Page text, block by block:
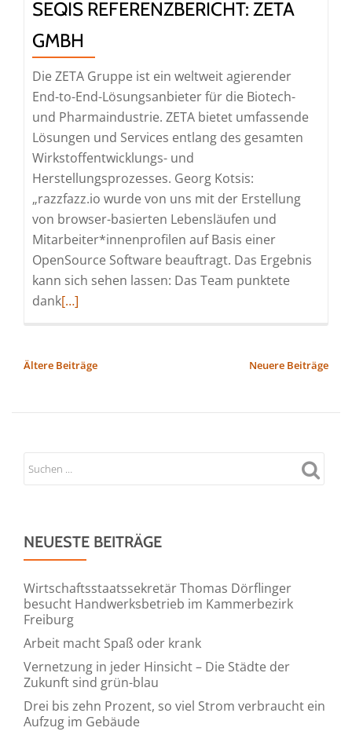
SEQIS REFERENZBERICHT: ZETA
GMBH
Die ZETA Gruppe ist ein weltweit agierender
End-to-End-Lösungsanbieter für die Biotech-
und Pharmaindustrie. ZETA bietet umfassende
Lösungen und Services entlang des gesamten
Wirkstoffentwicklungs- und
Herstellungsprozesses. Georg Kotsis:
„razzfazz.io wurde von uns mit der Erstellung
von browser-basierten Lebensläufen und
Mitarbeiter*innenprofilen auf Basis einer
OpenSource Software beauftragt. Das Ergebnis
kann sich sehen lassen: Das Team punktete
dankRead
SEQIS
[…]
BEITRAGSNAVIGATION
Ältere Beiträge Neuere Beiträge
NEUESTE BEITRÄGE
Wirtschaftsstaatssekretär Thomas Dörflinger
besucht Handwerksbetrieb im Kammerbezirk
Freiburg
Arbeit macht Spaß oder krank
Vernetzung in jeder Hinsicht – Die Städte der
Zukunft sind grün-blau
Drei bis zehn Prozent, so viel Strom verbraucht ein
Aufzug im Gebäude